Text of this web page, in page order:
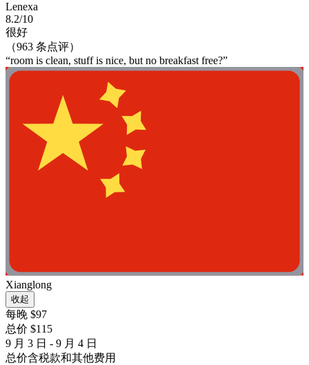
Lenexa
8.2/10
很好
（963 条点评）
“room is clean, stuff is nice, but no breakfast free?”
Xianglong
收起
每晚 $97
总价 $115
9 月 3 日 - 9 月 4 日
总价含税款和其他费用